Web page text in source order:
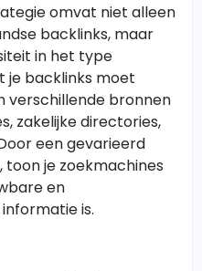
omvat niet alleen
backlinks, maar
in het type
je backlinks moet
verschillende bronnen
zakelijke directories,
een gevarieerd
je zoekmachines
en
is.